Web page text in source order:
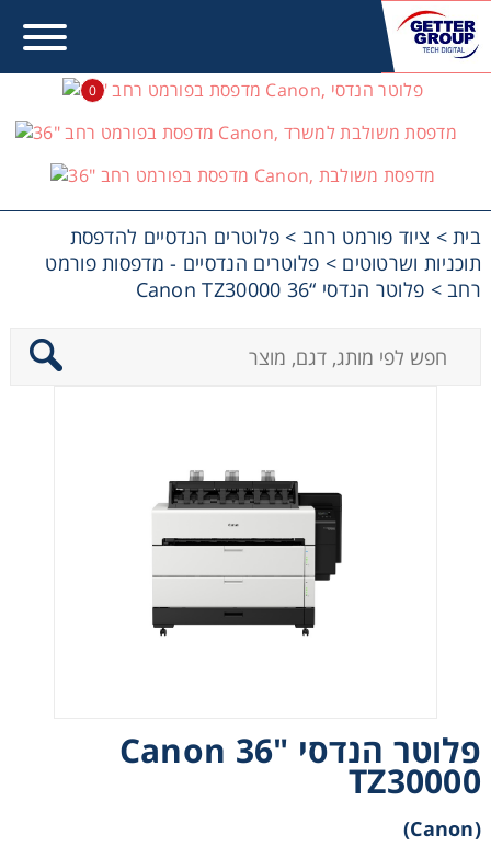
0
פלוטרים הנדסיים - מדפסות
פורמט רחב
בית> ציוד פורמט רחב> פלוטרים הנדסיים להדפסת
תוכניות ושרטוטים > פלוטרים הנדסיים - מדפסות פורמט
רחב> פלוטר הנדסי “36 Canon TZ30000
פלוטר הנדסי "36 Canon
TZ30000
(canon)
מדפסות משולבות למשרד
מדפסות דיגיטאליות תעשייתיות